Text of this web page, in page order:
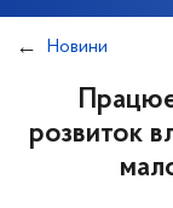
Новини
розвиток